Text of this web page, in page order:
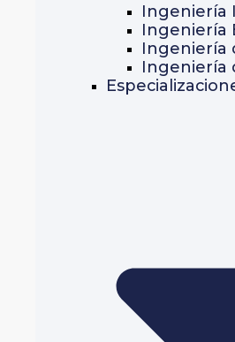
Ingeniería
Ingeniería
Ingeniería
Ingeniería